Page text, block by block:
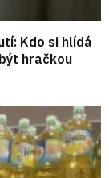
Kdo si hlídá
hračkou